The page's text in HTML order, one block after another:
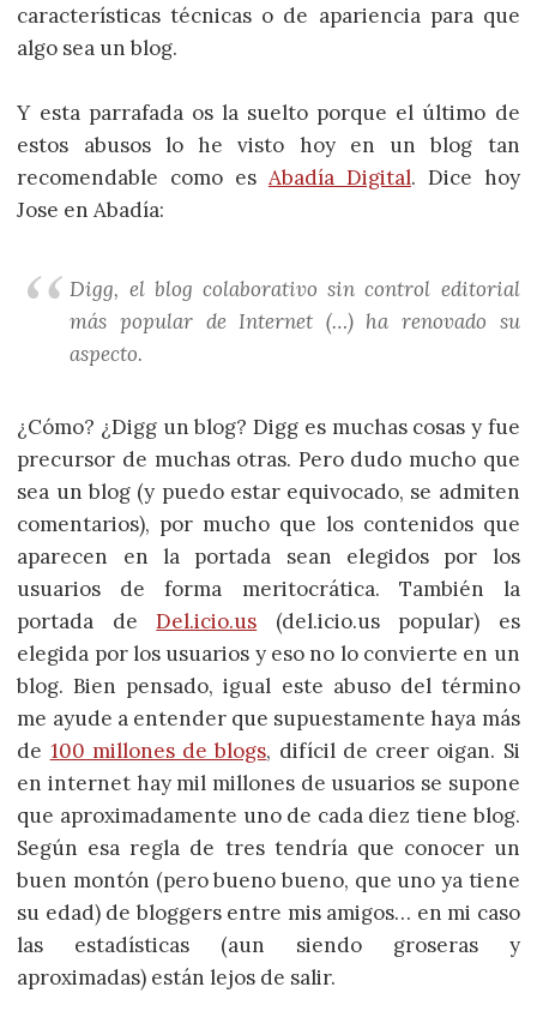
características técnicas o de apariencia para que
algo sea un blog.
Y esta parrafada os la suelto porque el último de
estos abusos lo he visto hoy en un blog tan
recomendable como es Abadía Digital. Dice hoy
Jose en Abadía:
Digg, el blog colaborativo sin control editorial
más popular de Internet (…) ha renovado su
aspecto.
¿Cómo? ¿Digg un blog? Digg es muchas cosas y fue
precursor de muchas otras. Pero dudo mucho que
sea un blog (y puedo estar equivocado, se admiten
comentarios), por mucho que los contenidos que
aparecen en la portada sean elegidos por los
usuarios de forma meritocrática. También la
portada deDel.icio.us (del.icio.us popular) es
elegida por los usuarios y eso no lo convierte en un
blog. Bien pensado, igual este abuso del término
me ayude a entender que supuestamente haya más
de 100 millones de blogs, difícil de creer oigan. Si
en internet hay mil millones de usuarios se supone
que aproximadamente uno de cada diez tiene blog.
Según esa regla de tres tendría que conocer un
buen montón (pero bueno bueno, que uno ya tiene
su edad) de bloggers entre mis amigos… en mi caso
las estadísticas (aun siendo groseras y
aproximadas) están lejos de salir.